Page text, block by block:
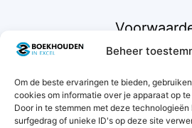
Beheer
Om de beste ervaringen te bieden,
cookies om informatie over je apparaat op
Door in te stemmen met deze
surfgedrag of unieke ID's op deze site
Support